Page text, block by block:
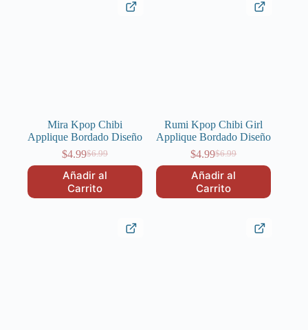
Mira Kpop Chibi
Applique Bordado Diseño
$6.99
El
precio
original
era:
$4.99El
precio
actual
es:
Añadir al
Carrito
Rumi Kpop Chibi Girl
Applique Bordado Diseño
$6.99
El
precio
original
era:
$4.99El
precio
actual
es:
Añadir al
Carrito